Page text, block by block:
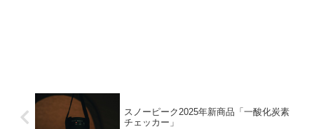
スノーピーク2025年新商品「一酸化炭素
チェッカー」